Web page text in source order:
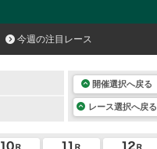
今週の注目レース
開催選択へ戻る
レース選択へ戻る